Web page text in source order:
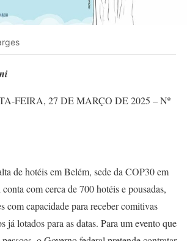
FEIRA, 27 DE MARÇO DE2025 – Nº
de hotéis em Belém, sede da COP30 em
com cerca de 700 hotéis e pousadas,
com capacidade para receber comitivas
já lotados para as datas. Para um evento que